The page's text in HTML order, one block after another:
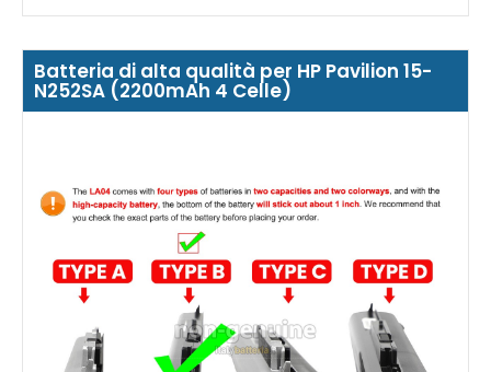
Batteria di alta qualità per HP Pavilion 15-
N252SA (2200mAh 4 Celle)